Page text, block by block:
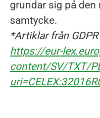
grundar sig på
samtycke.
*Artiklar från GDPR
https://eur-
content/SV/TXT/